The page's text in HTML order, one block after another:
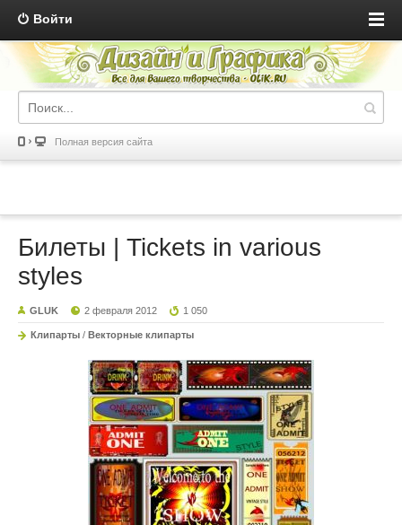
Войти
Полная версия сайта
Билеты | Tickets in various
styles
GLUK 2 февраля 2012 1 050
Клипарты / Векторные клипарты